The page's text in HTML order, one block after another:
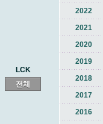
LCK
전체
2022
2021
2020
2019
2018
2017
2016